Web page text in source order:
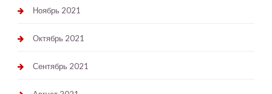
Ноябрь 2021
Октябрь 2021
Сентябрь 2021